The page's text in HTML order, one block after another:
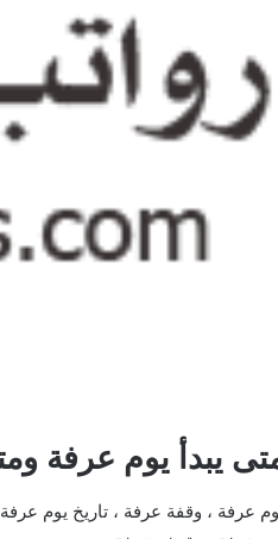
يبدأ يوم عرفة
عرفة ، وقفة عرفة ، تاريخ يوم